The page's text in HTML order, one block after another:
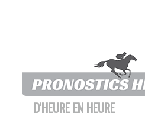
D'HEURE EN HEURE